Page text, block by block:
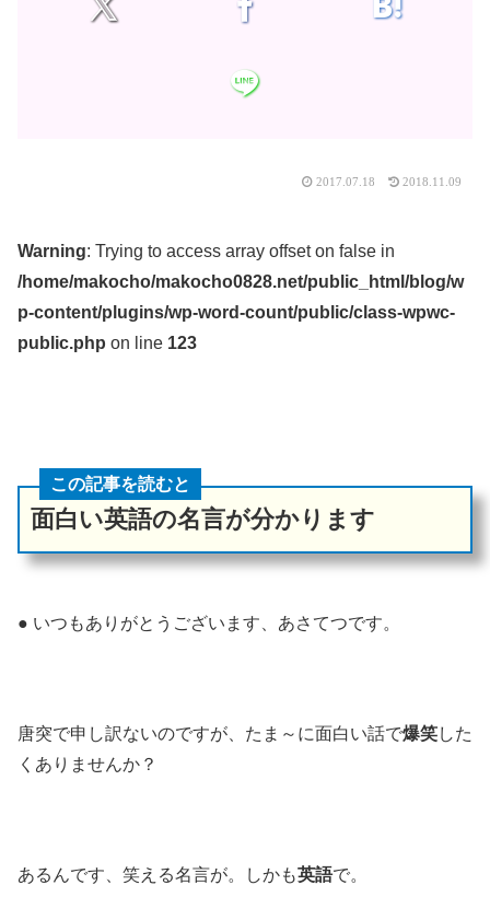
2017.07.18 2018.11.09
Warning: Trying to access array offset on false in
/home/makocho/makocho0828.net/public_html/blog/w
p-content/plugins/wp-word-count/public/class-wpwc-
public.php on line 123
この記事を読むと
面白い英語の名言が分かります
● いつもありがとうございます、あさてつです。
唐突で申し訳ないのですが、たま～に面白い話で爆笑した
くありませんか？
あるんです、笑える名言が。しかも英語で。